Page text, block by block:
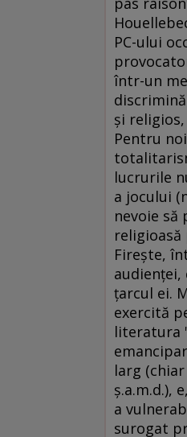
PC-ului
într-un
şi
Pentru
lucrurile
a jocului
nevoie
Fireşte,
ţarcul ei.
exercită
literatura
larg
ş.a.m.d.),
a
surogat